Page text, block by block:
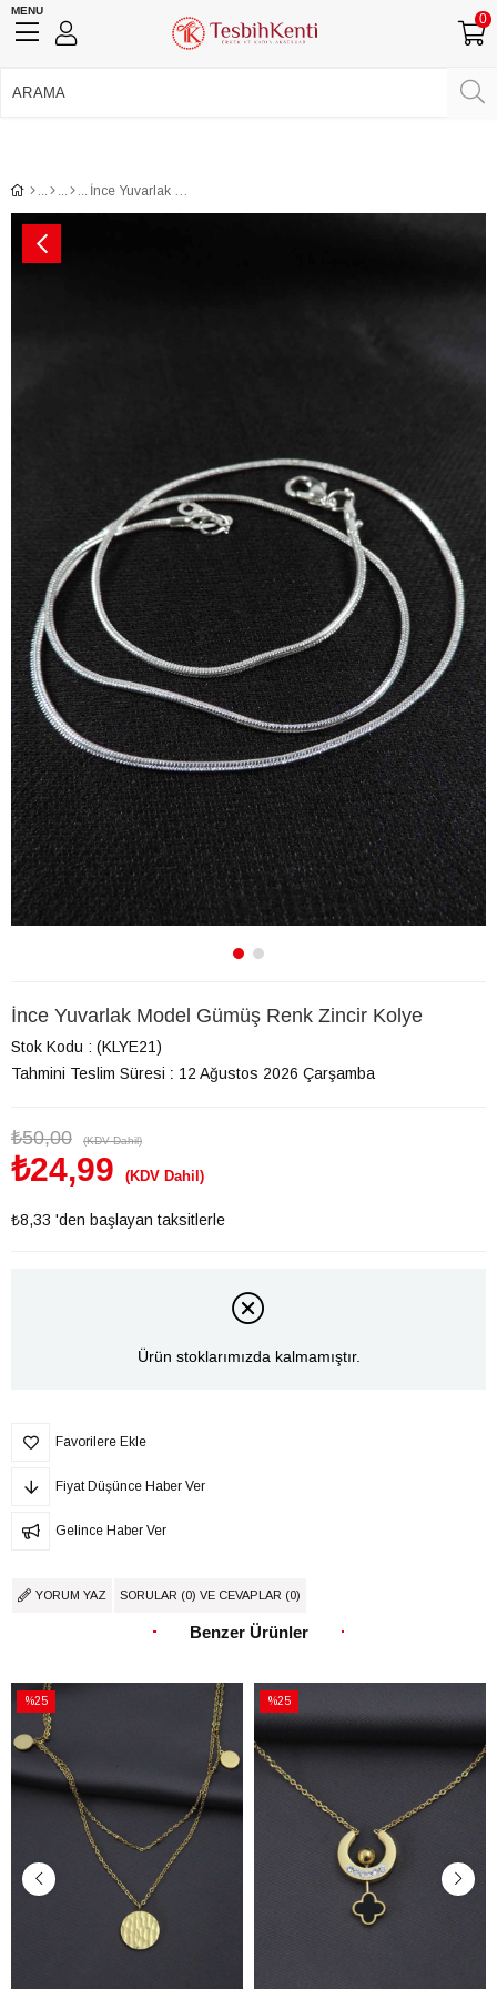
MENU
0
İnce Yuvarlak Model Gümüş Renk Zincir Kolye
İnce Yuvarlak Model Gümüş Renk Zincir Kolye
Stok Kodu
(KLYE21)
Tahmini Teslim Süresi : 12 Ağustos 2026 Çarşamba
₺50,00 (KDV Dahil)
₺24,99 (KDV Dahil)
₺8,33 'den başlayan taksitlerle
Ürün stoklarımızda kalmamıştır.
Favorilere Ekle
Fiyat Düşünce Haber Ver
Gelince Haber Ver
YORUM YAZ SORULAR (0) VE CEVAPLAR (0)
Benzer Ürünler
%25
İndirim
%25İndirim
%25
İndirim
%25İndirim